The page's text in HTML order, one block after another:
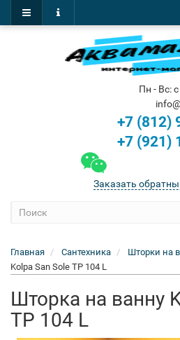
Пн - Вс:
+7 (812)
+7 (921)
Заказать
Главная Сантехника Шторки на
Kolpa San Sole TP 104 L
Шторка на ванну
TP 104 L